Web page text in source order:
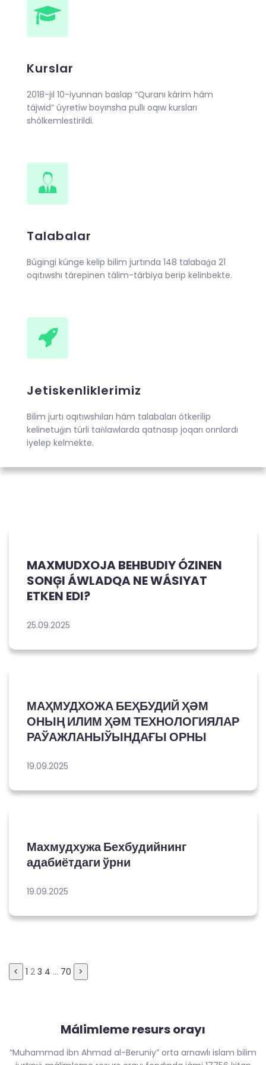
Kurslar
2018-jıl 10-iyunnan baslap “Quranı kárim hám
tájwid” úyretiw boyınsha pullı oqıw kursları
shólkemlestirildi.
Talabalar
Búgingi kúnge kelip bilim jurtında 148 talabaǵa 21
oqıtıwshı tárepinen tálim-tárbiya berip kelinbekte.
Jetiskenliklerimiz
Bilim jurtı oqıtıwshıları hám talabaları ótkerilip
kelinetuǵın túrli taǹlawlarda qatnasıp joqarı orınlardı
iyelep kelmekte.
MAXMUDXOJA BEHBUDIY ÓZINEN
SONĢI ÁWLADQA NE WÁSIYAT
ETKEN EDI?
25.09.2025
МАҲМУДХОЖА БЕҲБУДИЙ ҲӘМ
ОНЫҢ ИЛИМ ҲӘМ ТЕХНОЛОГИЯЛАР
РАЎАЖЛАНЫЎЫНДАҒЫ ОРНЫ
19.09.2025
Махмудхужа Бехбудийнинг
адабиётдаги ўрни
19.09.2025
записей
< 1 2 3 4 … 70 >
Málimleme resurs orayı
“Muhammad ibn Ahmad al-Beruniy” orta arnawlı islam bilim